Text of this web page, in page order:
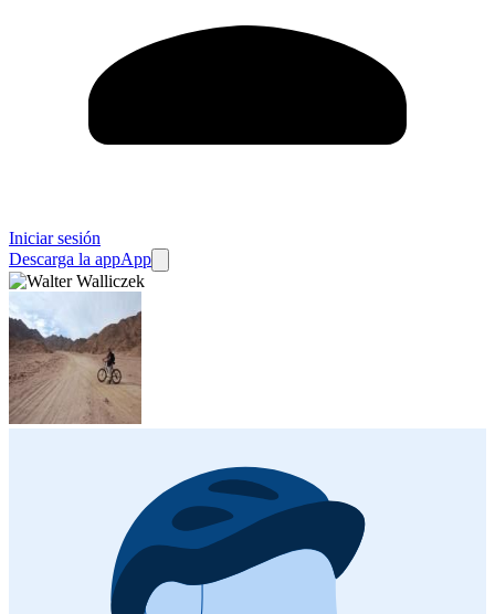
Iniciar sesión
Descarga la appApp